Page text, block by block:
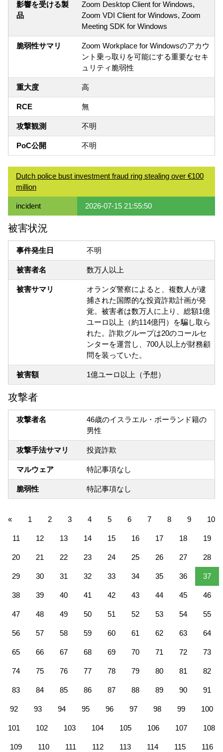
影響を受ける製
品
Zoom Desktop Client for Windows,
Zoom VDI Client for Windows, Zoom
Meeting SDK for Windows
脆弱性サマリ
Zoom Workplace for Windowsのアカウ
ント乗っ取りを可能にする重要なセキ
ュリティ脆弱性
重大度 高
RCE 無
攻撃観測 不明
PoC公開 不明
Dutch police bust investment fraud ring stealing over €100
million
incident 2026-07-15 21:55:50
被害状況
事件発生日 不明
被害者名 数万人以上
被害サマリ
オランダ警察によると、複数人が逮
捕された国際的な投資詐欺計画が発
覚。被害者は数万人に上り、総額1億
ユーロ以上（約114億円）を騙し取ら
れた。詐欺グループは20のコールセ
ンターを運営し、700人以上が財務顧
問を装っていた。
被害額 1億ユーロ以上（予想）
攻撃者
攻撃者名
46歳のイスラエル・ポーランド籍の
男性
攻撃手法サマリ 投資詐欺
マルウェア 特記事項なし
脆弱性 特記事項なし
« 1 2 3 4 5 6 7 8 9 10
11 12 13 14 15 16 17 18 19
20 21 22 23 24 25 26 27 28
29 30 31 32 33 34 35 36 37
38 39 40 41 42 43 44 45 46
47 48 49 50 51 52 53 54 55
56 57 58 59 60 61 62 63 64
65 66 67 68 69 70 71 72 73
74 75 76 77 78 79 80 81 82
83 84 85 86 87 88 89 90 91
92 93 94 95 96 97 98 99 100
101 102 103 104 105 106 107 108
109 110 111 112 113 114 115 116